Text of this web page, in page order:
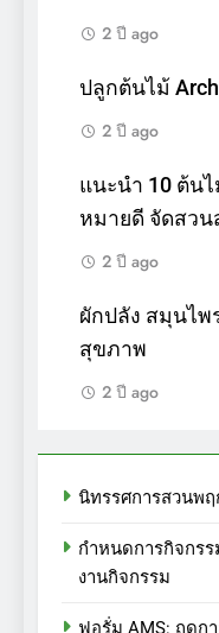
2 ปี ago
ปลูกต้นไม้
2 ปี ago
แนะนำ 10 ต้น
หมายดี จัดสวน
2 ปี ago
ผักปลัง สมุนไพ
สุขภาพ
2 ปี ago
นิทรรศการสวนพฤ
กำหนดการกิจกร
งานกิจกรรม
ฟอรั่ม AMS: ฤดูก